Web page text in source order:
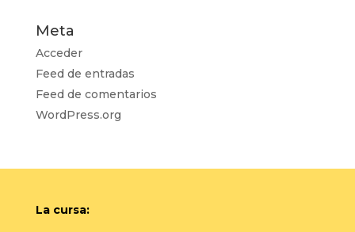
Meta
Acceder
Feed de entradas
Feed de comentarios
WordPress.org
La cursa: